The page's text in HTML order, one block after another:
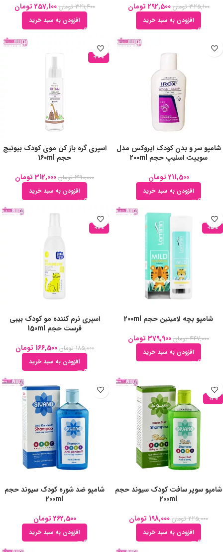
325,100 تومان 292,500 تومان
افزودن به سبد خرید
321,400 تومان 257,100 تومان
افزودن به سبد خرید
شامپو سر و بدن کودک ایروکس مدل
سوییت اسلیپ حجم 200ml
211,500 تومان
افزودن به سبد خرید
-20%
اسپری گره باز کن موی کودک بیونیج
حجم 160ml
390,000 تومان 312,000 تومان
افزودن به سبد خرید
-15%
شامپو بچه لامینین حجم 200ml
447,000 تومان 379,900 تومان
افزودن به سبد خرید
-10%
اسپری نرم کننده مو کودک بیبی
فرست حجم 150ml
185,000 تومان 166,500 تومان
افزودن به سبد خرید
-12%
شامپو سوپر سافت کودک سیوند حجم
200ml
225,000 تومان 198,000 تومان
افزودن به سبد خرید
شامپو ضد شوره کودک سیوند حجم
200ml
262,500 تومان
افزودن به سبد خرید